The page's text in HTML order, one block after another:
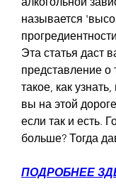
называется
Эта статья даст
представление о
такое, как
вы на этой
если так и есть.
больше? Тогда
ПОДРОБНЕЕ